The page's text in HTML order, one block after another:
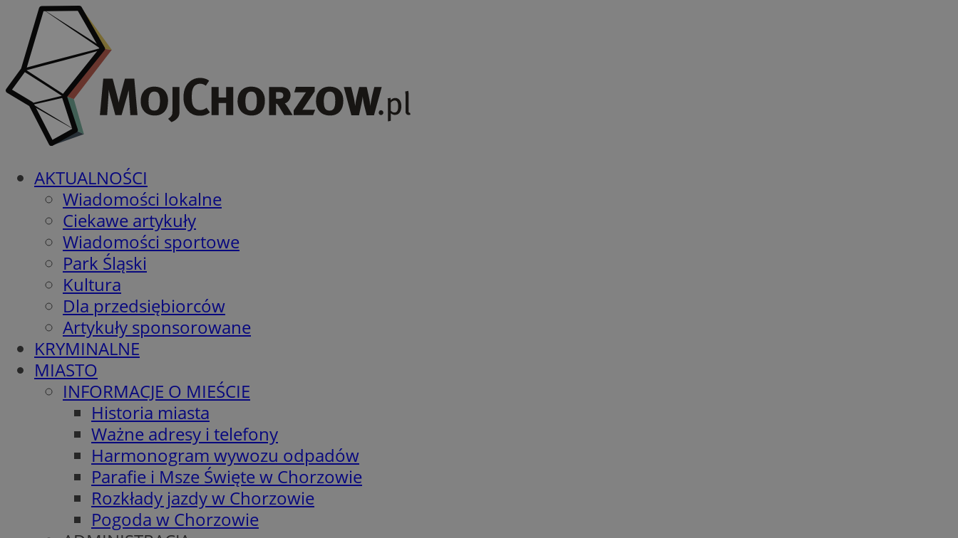
AKTUALNOŚCI
Wiadomości lokalne
Ciekawe artykuły
Wiadomości sportowe
Park Śląski
Kultura
Dla przedsiębiorców
Artykuły sponsorowane
KRYMINALNE
MIASTO
INFORMACJE O MIEŚCIE
Historia miasta
Ważne adresy i telefony
Harmonogram wywozu odpadów
Parafie i Msze Święte w Chorzowie
Rozkłady jazdy w Chorzowie
Pogoda w Chorzowie